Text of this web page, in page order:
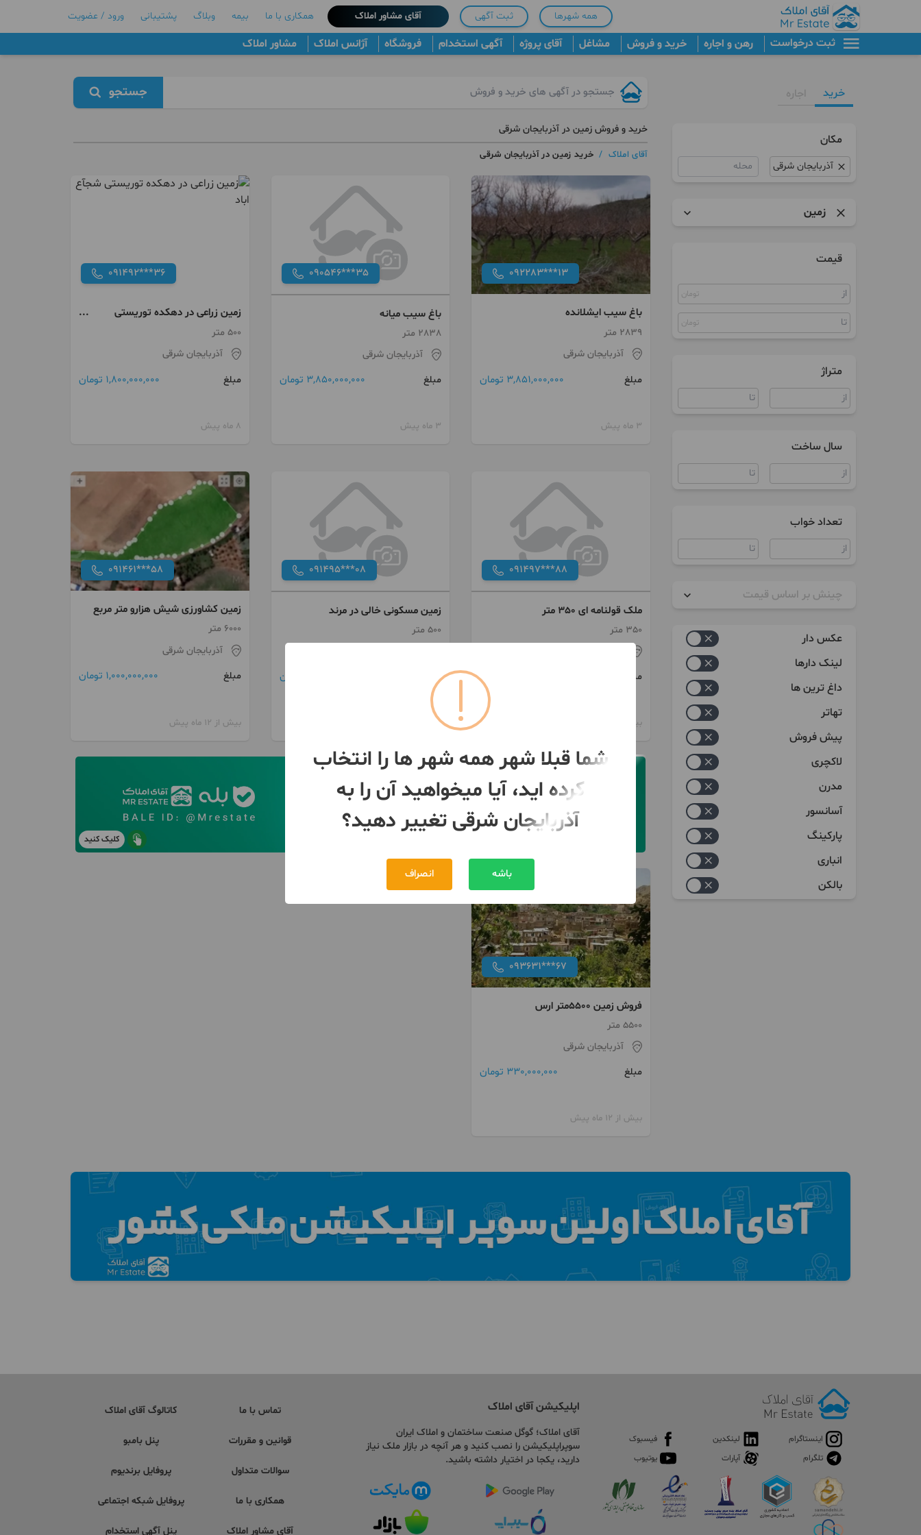
همه شهرها ثبت آگهی آقای مشاور املاک همکاری با ما بیمه وبلاگ پشتیبانی ورود / عضویت
ثبت درخواست رهن و اجاره خرید و فروش مشاغل آقای پروژه آگهی استخدام فروشگاه آژانس املاک مشاور املاک
خرید اجاره
مکان
محله
زمین
کلنگی
مستغلات
زمین
ویلا
مغازه
قیمت
تومان
تومان
متراژ
سال ساخت
تعداد خواب
چینش بر اساس قیمت
عکس دار
لینک دارها
داغ ترین ها
تهاتر
پیش فروش
لاکچری
مدرن
آسانسور
پارکینگ
انباری
بالکن
جستجو
خرید و فروش زمین در آذربایجان شرقی
آقای املاک / خرید زمین در آذربایجان شرقی
092283***13
باغ سیب ایشلانده
2839 متر
آذربایجان شرقی
مبلغ
3,851,000,000 تومان
3 ماه پیش
090546***35
باغ سیب میانه
2838 متر
آذربایجان شرقی
مبلغ
3,850,000,000 تومان
3 ماه پیش
091492***36
زمین زراعی در دهکده توریستی
شجآع اباد
500 متر
آذربایجان شرقی
مبلغ
1,800,000,000 تومان
8 ماه پیش
091497***88
ملک قولنامه ای 350 متر
350 متر
مبلغ
بیش از 12 ماه پیش
091495***08
زمین مسکونی خالی در مرند
500 متر
مبلغ
بیش از 12 ماه پیش
091461***58
زمین کشاورزی شیش هزارو متر مربع
6000 متر
آذربایجان شرقی
مبلغ
1,000,000,000 تومان
بیش از 12 ماه پیش
کلیک کنید
093631***67
فروش زمین 5500متر ارس
5500 متر
آذربایجان شرقی
مبلغ
330,000,000 تومان
بیش از 12 ماه پیش
اینستاگرام لینکدین
فیسبوک
تلگرام
آپارات یوتیوب
اپلیکیشن آقای املاک
آقای املاک؛ گوگل صنعت ساختمان و املاک ایران
سوپراپلیکیشن را نصب کنید و هر آنچه در بازار ملک نیاز
دارید، یکجا در اختیار داشته باشید.
تماس با ما
قوانین و مقررات
سوالات متداول
همکاری با ما
آقای مشاور املاک
کاتالوگ آقای املاک
پنل بامبو
پروفایل برندیوم
پروفایل شبکه اجتماعی
پنل آگهی استخدام
شما قبلا شهر همه شهر ها را انتخاب
کرده اید، آیا میخواهید آن را به
آذربایجان شرقی تغییر دهید؟
باشه انصراف